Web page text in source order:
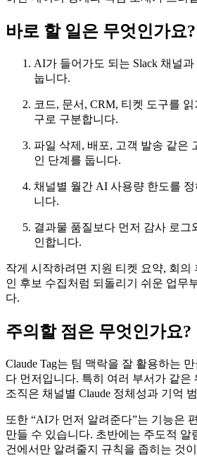
바로 할 일은 무엇인가요?
AI가 들어가도 되는 Slack 채널
눕니다.
코드, 문서, CRM, 티켓 도구를
구로 구분합니다.
파일 삭제, 배포, 고객 발송 같은
인 단계를 둡니다.
채널별 월간 AI 사용량 한도를
니다.
결과물 품질보다 먼저 감사 로그
인합니다.
작게 시작하려면 지원 티켓 요약, 회의
인 후보 수집처럼 되돌리기 쉬운 업무
다.
주의할 점은 무엇인가요?
Claude Tag는 팀 맥락을 잘 활용하는
다 먼저입니다. 특히 여러 부서가 같은
조직은 채널별 Claude 정체성과 기억
또한 “AI가 먼저 알려준다”는 기능은
만들 수 있습니다. 초반에는 주도적 알
건에서만 알려줄지 규칙을 좁히는 것